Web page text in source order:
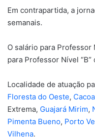
Em contrapartida, a
semanais.
O salário para Professor
para Professor Nível
Localidade de atuação
Floresta do Oeste,
Extrema, Guajará Mirim,
Pimenta Bueno, Porto
Vilhena.